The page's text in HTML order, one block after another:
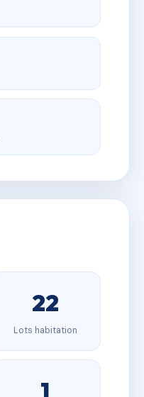
22
Lots habitation
1